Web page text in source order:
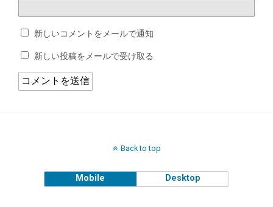
新しいコメントをメールで通知
新しい投稿をメールで受け取る
Back to top
Mobile Desktop